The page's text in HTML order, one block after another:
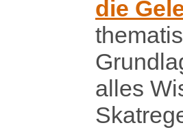
die
alles